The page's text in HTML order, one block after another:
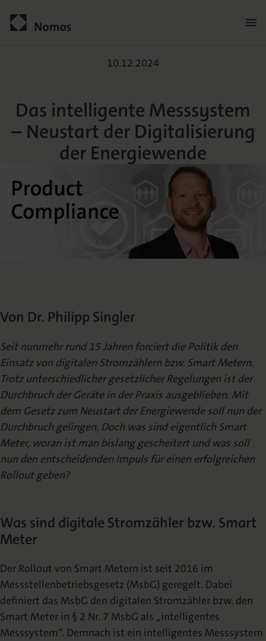
Der Verlag
Ansprechpartner:innen
Das Lektorat
News
Neuigkeiten & Aktuelles
Karriere
Termine
Online und Live
Rechtswissenschaft
Sozialwissenschaften
Geisteswissenschaften
Inlibra
Blog
rund um Ihre Publikation
Open Access
Service
Presse
Presse & Rezensionswesen
Dozentenservice
Belegexemplar für Lehrende
Mediadaten
Kataloge
Aktuelle Prospekte zum Download
Häufige Fragen
Podcast
Kontakt
Das intelligente
10.12.2024
Das intelligente Messsystem
– Neustart der Digitalisierung
der Energiewende
Von Dr. Philipp Singler
Seit nunmehr rund 15 Jahren forciert die Politik den
Einsatz von digitalen Stromzählern bzw. Smart Metern.
Trotz unterschiedlicher gesetzlicher Regelungen ist der
Durchbruch der Geräte in der Praxis ausgeblieben. Mit
dem Gesetz zum Neustart der Energiewende soll nun der
Durchbruch gelingen. Doch was sind eigentlich Smart
Meter, woran ist man bislang gescheitert und was soll
nun den entscheidenden Impuls für einen erfolgreichen
Rollout geben?
Was sind digitale Stromzähler bzw. Smart
Meter
Der Rollout von Smart Metern ist seit 2016 im
Messstellenbetriebsgesetz (MsbG) geregelt. Dabei
definiert das MsbG den digitalen Stromzähler bzw. den
Smart Meter in § 2 Nr. 7 MsbG als „intelligentes
Messsystem“. Demnach ist ein intelligentes Messsystem